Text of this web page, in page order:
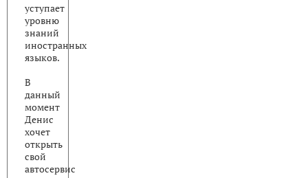
уступает
уровню
знаний
иностранных
языков.
В
данный
момент
Денис
хочет
открыть
свой
автосервис